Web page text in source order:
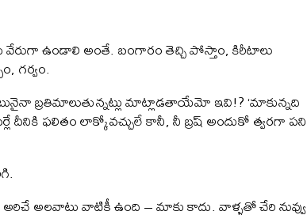
ఉండాలి అంతే. బంగారం తెచ్చి పోస్తాం, కిరీటాలు
గర్వం.
బ్రతిమాలుతున్నట్లు మాట్లాడతాయేమో ఇవి!? ‘మాకున్నది
ఫలితం లాక్కోవచ్చులే కానీ, నీ బ్రష్ అందుకో త్వరగా పని
అరిచే అలవాటు వాటికీ ఉంది – మాకు కాదు. వాళ్ళతో చేరి నువ్వు